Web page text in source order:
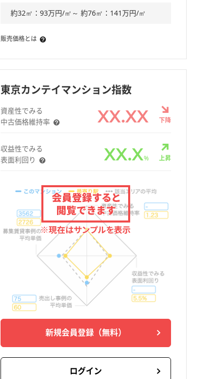
約32㎡：93万円/㎡～ 約76㎡：141万円/㎡
販売価格とは
東京カンテイマンション指数
資産性でみる
中古価格維持率
XX.XX 下降
収益性でみる
表面利回り
XX.X% 上昇
新規会員登録 （無料）
ログイン